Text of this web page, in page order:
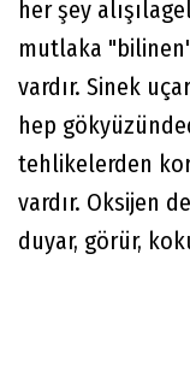
her şey
mutlaka
vardır. Sinek
hep
tehlikelerden
vardır. Oksijen
duyar, görür,